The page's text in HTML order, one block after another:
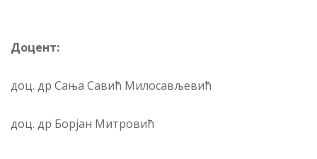
Доцент:
доц. др Сања Савић Милосављевић
доц. др Борјан Митровић